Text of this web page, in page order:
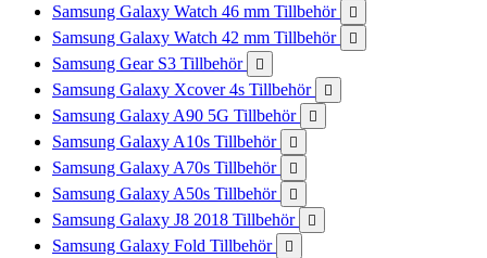
Samsung Galaxy Watch 46 mm Tillbehör 
Samsung Galaxy Watch 42 mm Tillbehör 
Samsung Gear S3 Tillbehör 
Samsung Galaxy Xcover 4s Tillbehör 
Samsung Galaxy A90 5G Tillbehör 
Samsung Galaxy A10s Tillbehör 
Samsung Galaxy A70s Tillbehör 
Samsung Galaxy A50s Tillbehör 
Samsung Galaxy J8 2018 Tillbehör 
Samsung Galaxy Fold Tillbehör 